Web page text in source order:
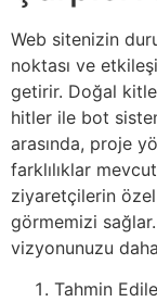
Web sitenizin
noktası ve
getirir. Doğal
hitler ile bot
arasında, proje
farklılıklar
ziyaretçilerin
görmemizi
vizyonunuzu
Tahmin